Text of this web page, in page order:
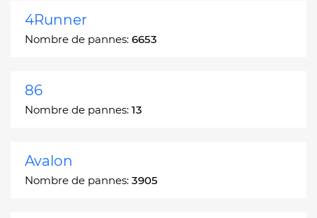
4Runner
Nombre de pannes: 6653
86
Nombre de pannes: 13
Avalon
Nombre de pannes: 3905